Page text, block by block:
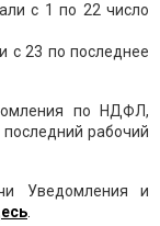
с 1 по 22 число
с 23 по последнее
по НДФЛ,
рабочий
Уведомления и